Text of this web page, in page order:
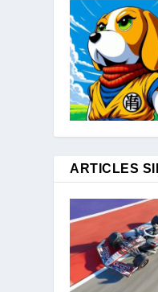
ARTICLES